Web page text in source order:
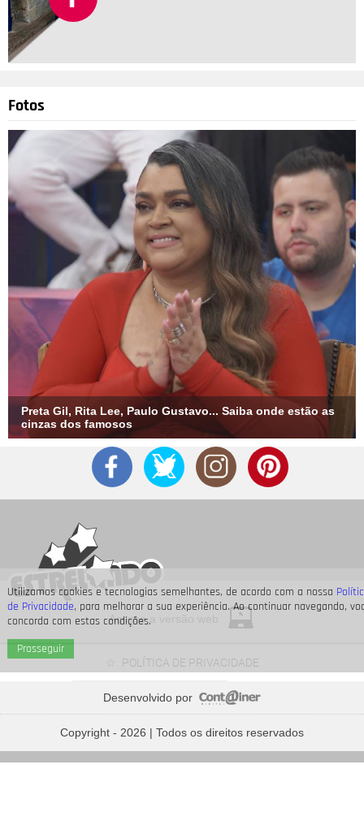
Utilizamos cookies e tecnologias semelhantes, de acordo com a nossa
de Privacidade, para melhorar a sua experiência. Ao continuar navegando,
concorda com estas condições.
Prosseguir
Fotos
Preta Gil, Rita Lee, Paulo Gustavo... Saiba onde estão as
cinzas dos famosos
Relembre os amores - e affairs - de Shawn Mendes
Acesse a versão web
POLÍTICA DE PRIVACIDADE
Desenvolvido por
Copyright - 2026 | Todos os direitos reservados